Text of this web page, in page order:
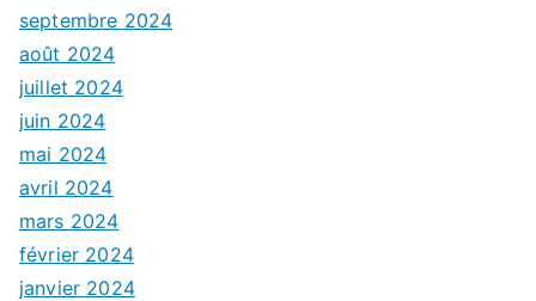
septembre 2024
août 2024
juillet 2024
juin 2024
mai 2024
avril 2024
mars 2024
février 2024
janvier 2024